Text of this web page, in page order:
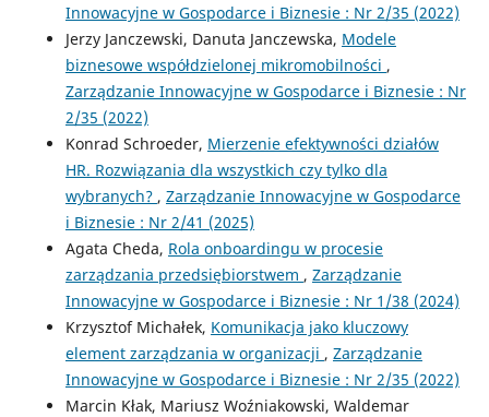
Innowacyjne w Gospodarce i Biznesie : Nr 2/35 (2022)
Jerzy Janczewski, Danuta Janczewska, Modele
biznesowe współdzielonej mikromobilności ,
Zarządzanie Innowacyjne w Gospodarce i Biznesie : Nr
2/35 (2022)
Konrad Schroeder, Mierzenie efektywności działów
HR. Rozwiązania dla wszystkich czy tylko dla
wybranych? , Zarządzanie Innowacyjne w Gospodarce
i Biznesie : Nr 2/41 (2025)
Agata Cheda, Rola onboardingu w procesie
zarządzania przedsiębiorstwem , Zarządzanie
Innowacyjne w Gospodarce i Biznesie : Nr 1/38 (2024)
Krzysztof Michałek, Komunikacja jako kluczowy
element zarządzania w organizacji , Zarządzanie
Innowacyjne w Gospodarce i Biznesie : Nr 2/35 (2022)
Marcin Kłak, Mariusz Woźniakowski, Waldemar